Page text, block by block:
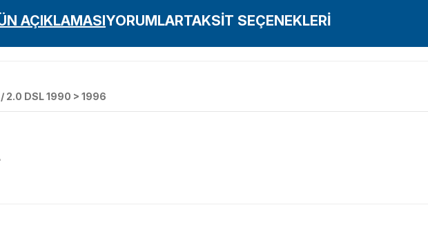
AÇIKLAMASIYORUMLARTAKSİT SEÇENEKLERİ
/ 2.0 DSL 1990 > 1996